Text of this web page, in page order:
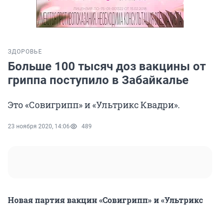
ЗДОРОВЬЕ
Больше 100 тысяч доз вакцины от
гриппа поступило в Забайкалье
Это «Совигрипп» и «Ультрикс Квадри».
23 ноября 2020, 14:06 489
Новая партия вакцин «Совигрипп» и «Ультрикс